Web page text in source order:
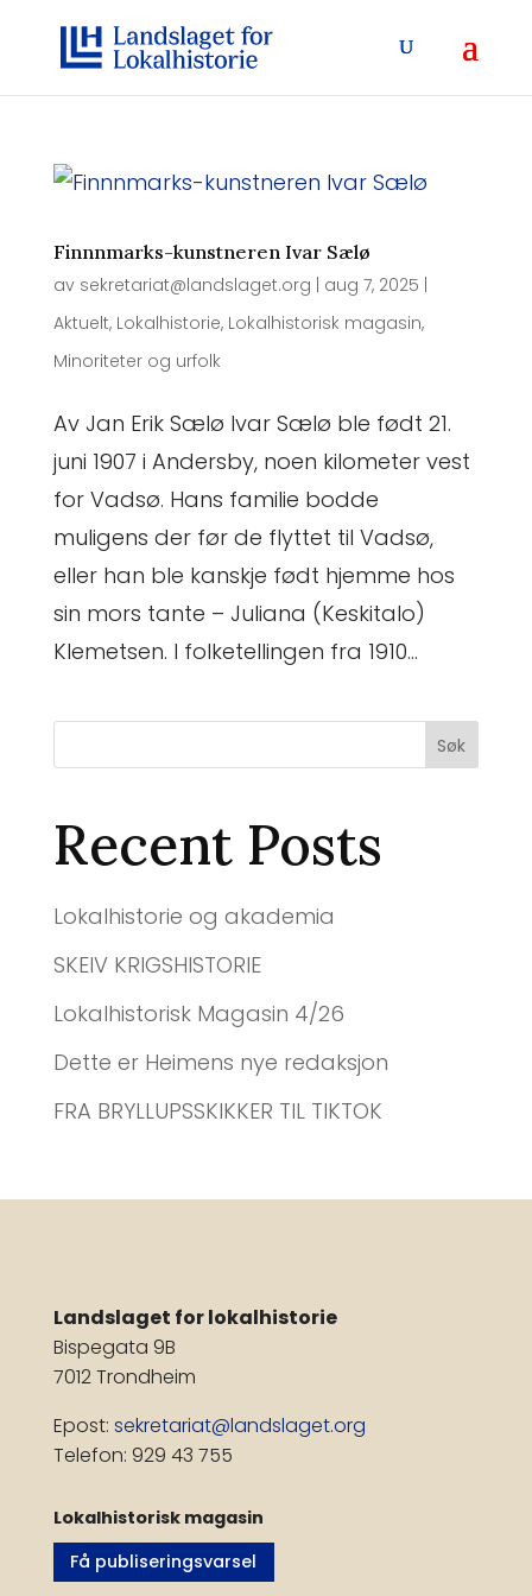
Finnnmarks-kunstneren Ivar Sælø
av sekretariat@landslaget.org aug 7, 2025
Aktuelt, Lokalhistorie, Lokalhistorisk magasin,
Minoriteter og urfolk
Av Jan Erik Sælø Ivar Sælø ble født 21.
juni 1907 i Andersby, noen kilometer vest
for Vadsø. Hans familie bodde
muligens der før de flyttet til Vadsø,
eller han ble kanskje født hjemme hos
sin mors tante – Juliana (Keskitalo)
Klemetsen. I folketellingen fra 1910...
Søk
Recent Posts
Lokalhistorie og akademia
SKEIV KRIGSHISTORIE
Lokalhistorisk Magasin 4/26
Dette er Heimens nye redaksjon
FRA BRYLLUPSSKIKKER TIL TIKTOK
Landslaget for lokalhistorie
Bispegata 9B
7012 Trondheim
Epost: sekretariat@landslaget.org
Telefon: 929 43 755
Lokalhistorisk magasin
Få publiseringsvarsel